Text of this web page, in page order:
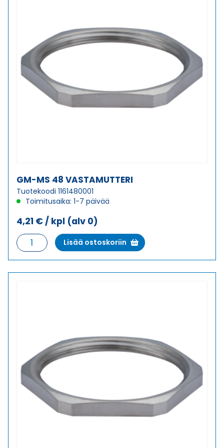
GM-MS 48 VASTAMUTTERI
Tuotekoodi 1161480001
Toimitusaika: 1-7 päivää
4,21 € / kpl (alv 0)
GM-
MS
48
Lisää ostoskoriin